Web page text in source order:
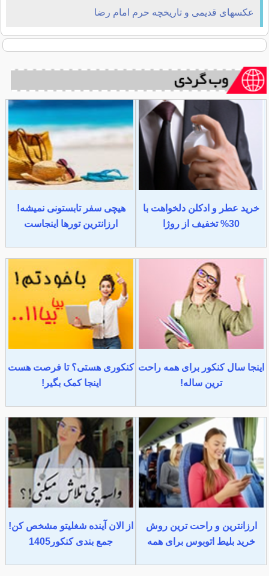
عکسهای قدیمی و تاریخچه حرم امام رضا
خرید عطر و ادکلن دلخواهت با
30% تخفیف از روژا
هیچی سفر تابستونی نمیشه!
ارزانترین تورها اینجاست
اینجا سال کنکور برای همه راحت
ترین ساله!
کنکوری هستی؟ تا فرصت هست
اینجا کمک بگیر!
ارزانترین و راحت ترین روش
خرید بلیط اتوبوس برای همه
از الان آینده شغلیتو مشخص کن!
جمع بندی کنکور1405